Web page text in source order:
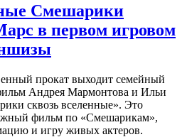
Смешарики
в первом игровом
прокат выходит семейный
Андрея Мармонтова и Ильи
сквозь вселенные». Это
фильм по «Смешарикам»,
и игру живых актеров.